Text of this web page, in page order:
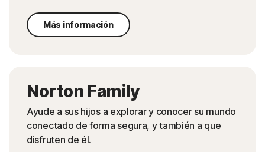
Más información
Norton Family
Ayude a sus hijos a explorar y conocer su mundo
conectado de forma segura, y también a que
disfruten de él.